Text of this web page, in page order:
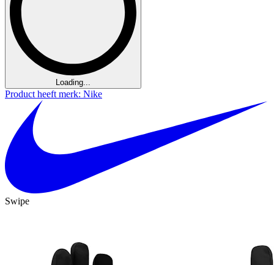
Loading...
Product heeft merk: Nike
Swipe